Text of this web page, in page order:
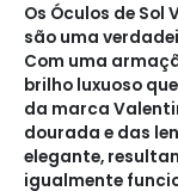
Os Óculos de Sol
são uma
Com uma
brilho luxuoso
da marca
dourada e das
elegante,
igualmente